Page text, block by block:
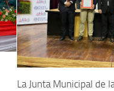
La Junta Municipal de